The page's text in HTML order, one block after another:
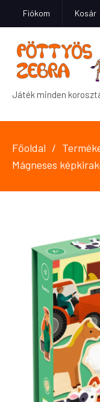
Fiókom Kosár
Játék minden
Főoldal
Mágneses